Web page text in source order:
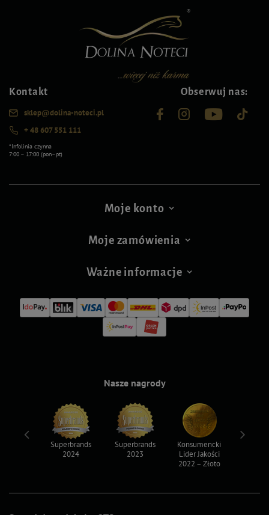
Kontakt
sklep@dolina-noteci.pl
+ 48 607 551 111
*Infolinia czynna
7:00 – 17:00 (pon–pt)
Obserwuj nas:
Moje konto
Moje zamówienia
Ważne informacje
Nasze nagrody
Superbrands
2024
Superbrands
2023
Konsumencki
Lider Jakości
2022 – Złoto